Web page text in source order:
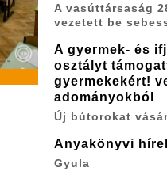
A vasúttársaság
vezetett be
A gyermek- és
osztályt
gyermekekért!
adományokból
Új bútorokat
Anyakönyvi
Gyula